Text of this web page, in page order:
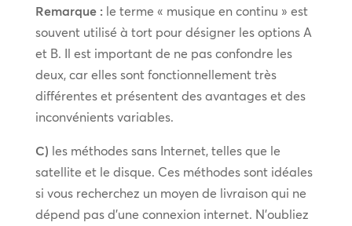
Remarque :le terme « musique en continu » est
souvent utilisé à tort pour désigner les options A
et B. Il est important de ne pas confondre les
deux, car elles sont fonctionnellement très
différentes et présentent des avantages et des
inconvénients variables.
C) les méthodes sans Internet, telles que le
satellite et le disque. Ces méthodes sont idéales
si vous recherchez un moyen de livraison qui ne
dépend pas d’une connexion internet. N’oubliez